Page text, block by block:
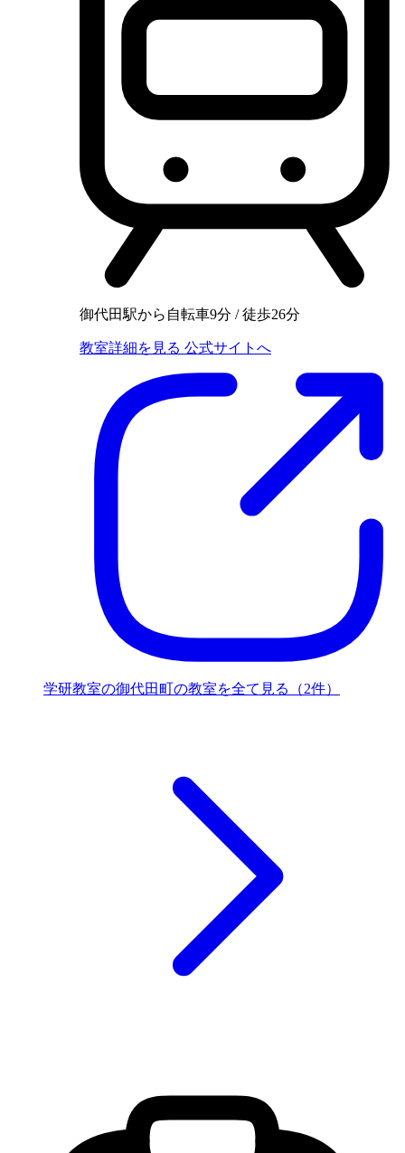
御代田駅から自転車9分 / 徒歩26分
教室詳細を見る 公式サイトへ
学研教室の御代田町の教室を全て見る（2件）